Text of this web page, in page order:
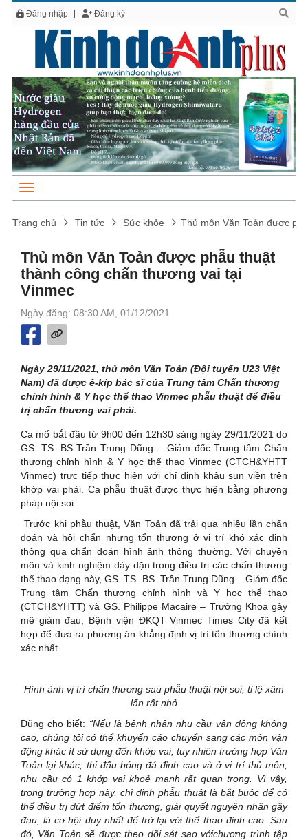
Đăng nhập Đăng ký
Trang chủ Tin tức Sức khỏe Thủ môn Văn Toản được
Thủ môn Văn Toản được phẫu thuật
thành công chấn thương vai tại
Vinmec
Ngày đăng: 08:30 AM, 01/12/2021
Ngày 29/11/2021, thủ môn Văn Toản (Đội tuyển U23 Việt
Nam) đã được ê-kíp bác sĩ của Trung tâm Chấn thương
chỉnh hình & Y học thể thao Vinmec phẫu thuật để điều
trị chấn thương vai phải.
Ca mổ bắt đầu từ 9h00 đến 12h30 sáng ngày 29/11/2021 do
GS. TS. BS Trần Trung Dũng – Giám đốc Trung tâm Chấn
thương chỉnh hình & Y học thể thao Vinmec (CTCH&YHTT
Vinmec) trực tiếp thực hiện với chỉ định khâu sụn viền trên
khớp vai phải. Ca phẫu thuật được thực hiện bằng phương
pháp nội soi.
Trước khi phẫu thuật, Văn Toản đã trải qua nhiều lần chẩn
đoán và hội chẩn nhưng tổn thương ở vị trí khó xác định
thông qua chẩn đoán hình ảnh thông thường. Với chuyên
môn và kinh nghiệm dày dặn trong điều trị các chấn thương
thể thao dạng này, GS. TS. BS. Trần Trung Dũng – Giám đốc
Trung tâm Chấn thương chỉnh hình và Y học thể thao
(CTCH&YHTT) và GS. Philippe Macaire – Trưởng Khoa gây
mê giảm đau, Bệnh viện ĐKQT Vinmec Times City đã kết
hợp để đưa ra phương án khẳng định vị trí tổn thương chính
xác nhất.
Hình ảnh vị trí chấn thương sau phẫu thuật nội soi, tỉ lệ xâm
lấn rất nhỏ
Dũng cho biết: “Nếu là bệnh nhân nhu cầu vận động không
cao, chúng tôi có thể khuyến cáo chuyển sang các môn vận
động khác ít sử dụng đến khớp vai, tuy nhiên trường hợp Văn
Toản lại khác, thi đấu bóng đá đỉnh cao và ở vị trí thủ môn,
nhu cầu có 1 khớp vai khoẻ mạnh rất quan trọng. Vì vậy,
trong trường hợp này, chỉ định phẫu thuật là bắt buộc để có
thể điều trị dứt điểm tổn thương, giải quyết nguyên nhân gây
đau, là cơ hội duy nhất để trở lại với thể thao đỉnh cao. Sau
đó, Văn Toản sẽ được theo dõi sát sao vớichương trình tập